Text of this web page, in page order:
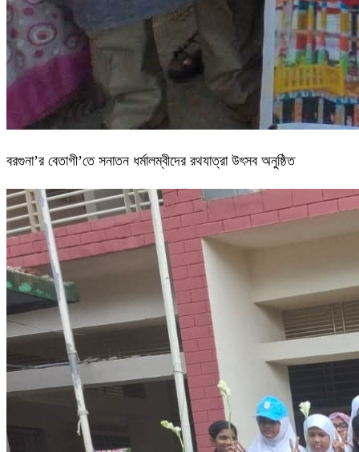
বরগুনা’র বেতাগী’তে সনাতন ধর্মালম্বীদের রথযাত্রা উৎসব অনুষ্ঠিত